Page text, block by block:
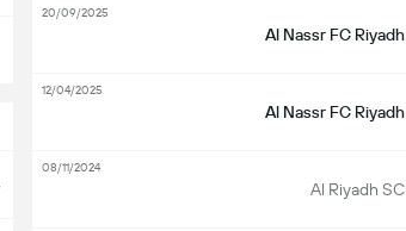
Al Nassr FC Riyadh
20/09/2025
Al Nassr FC Riyadh
12/04/2025
Al Riyadh SC
08/11/2024